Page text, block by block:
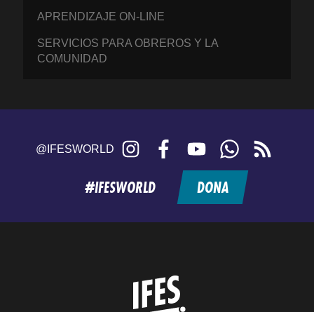
APRENDIZAJE ON-LINE
SERVICIOS PARA OBREROS Y LA
COMUNIDAD
@IFESWORLD Instagram FacebookYouTubeWhatsApp
feed
#IFESWORLD DONA